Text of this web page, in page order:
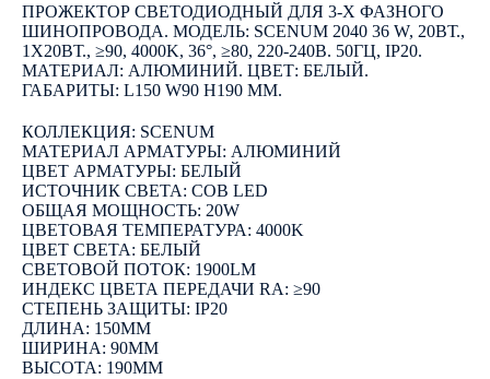
ПРОЖЕКТОР СВЕТОДИОДНЫЙ ДЛЯ 3-Х ФАЗНОГО
ШИНОПРОВОДА. МОДЕЛЬ: SCENUM 2040 36 W, 20ВТ.,
1Х20ВТ., ≥90, 4000K, 36°, ≥80, 220-240В. 50ГЦ, IP20.
МАТЕРИАЛ: АЛЮМИНИЙ. ЦВЕТ: БЕЛЫЙ.
ГАБАРИТЫ: L150 W90 H190 ММ.
КОЛЛЕКЦИЯ: SCENUM
МАТЕРИАЛ АРМАТУРЫ: АЛЮМИНИЙ
ЦВЕТ АРМАТУРЫ: БЕЛЫЙ
ИСТОЧНИК СВЕТА: COB LED
ОБЩАЯ МОЩНОСТЬ: 20W
ЦВЕТОВАЯ ТЕМПЕРАТУРА: 4000K
ЦВЕТ СВЕТА: БЕЛЫЙ
СВЕТОВОЙ ПОТОК: 1900LM
ИНДЕКС ЦВЕТА ПЕРЕДАЧИ RA: ≥90
СТЕПЕНЬ ЗАЩИТЫ: IP20
ДЛИНА: 150ММ
ШИРИНА: 90ММ
ВЫСОТА: 190ММ